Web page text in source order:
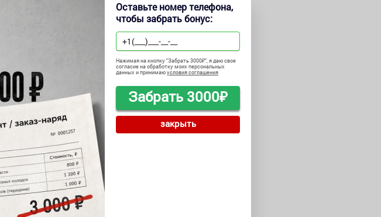
Оставьте номер телефона,
чтобы забрать бонус:
Нажимая на кнопку "Забрать 3000₽", я даю свое
согласие на обработку моих персональных
данных и принимаюусловия соглашения
Забрать 3000₽
закрыть